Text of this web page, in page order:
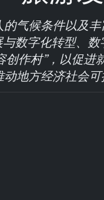
气候条件以及
数字化转型、
创作村”，以促
动地方经济社会可